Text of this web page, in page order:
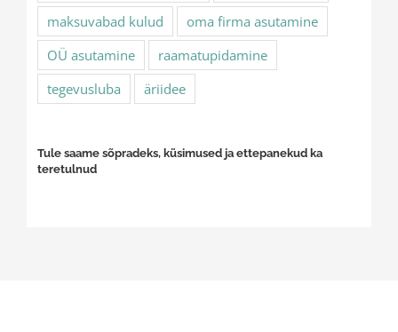
maksuvabad kulud
oma firma asutamine
OÜ asutamine
raamatupidamine
tegevusluba
äriidee
Tule saame sõpradeks, küsimused ja ettepanekud ka
teretulnud